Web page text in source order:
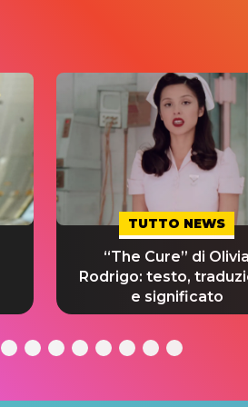
TUTTO NEWS
“The Cure” di Olivia
Rodrigo: testo,
e significato